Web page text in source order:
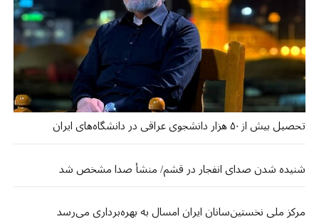
تحصیل بیش از ۵۰ هزار دانشجوی عراقی در دانشگاه‌های ایران
شنیده شدن صدای انفجار در قشم/ منشأ صدا مشخص شد
مرکز ملی نخستین‌سانان ایران امسال به بهره‌برداری می‌رسد